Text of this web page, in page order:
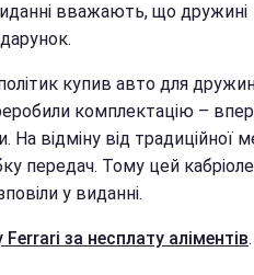
вважають, що дружині
купив авто для
комплектацію –
відміну від традиційної
передач. Тому цей
у виданні.
Ferrari за несплату аліментів.